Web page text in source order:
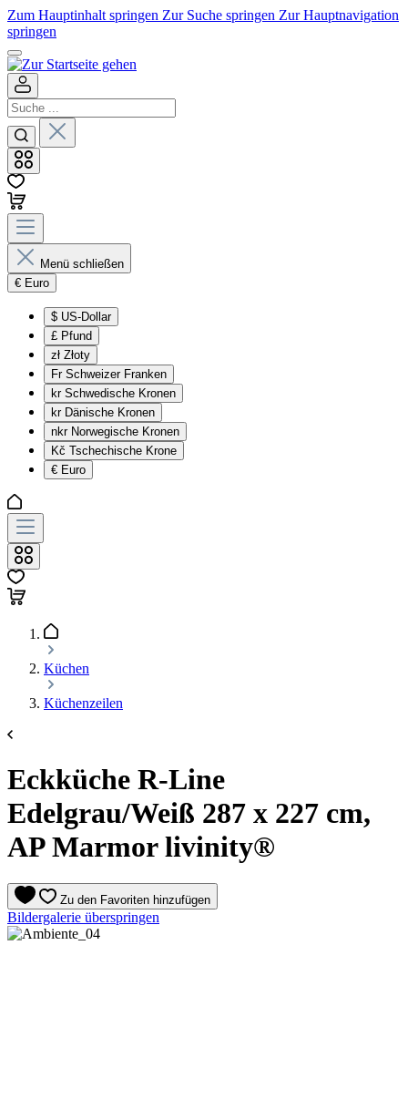
Zum Hauptinhalt springen Zur Suche springen Zur Hauptnavigation
springen
Menü schließen
€ Euro
$ US-Dollar
£ Pfund
zł Złoty
Fr Schweizer Franken
kr Schwedische Kronen
kr Dänische Kronen
nkr Norwegische Kronen
Kč Tschechische Krone
€ Euro
Küchen
Küchenzeilen
Eckküche R-Line
Edelgrau/Weiß 287 x 227 cm,
AP Marmor livinity®
Zu den Favoriten hinzufügen
Bildergalerie überspringen